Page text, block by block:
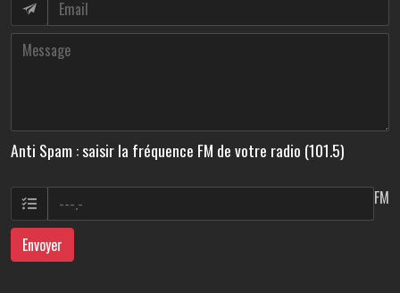
Anti Spam : saisir la fréquence FM de votre radio (101.5)
FM
Envoyer